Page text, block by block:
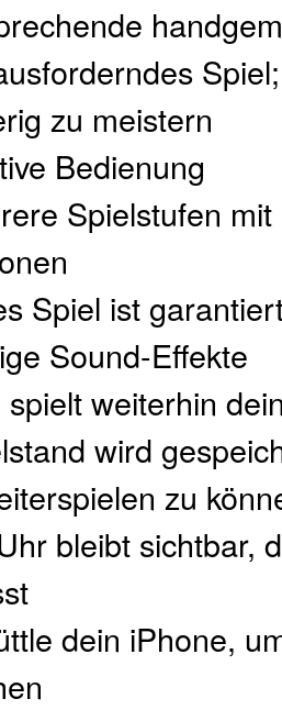
zu meistern
Bedienung
Spielstufen
Spiel ist
Sound-Effekte
spielt weiterhin
wird
zu
bleibt sichtbar,
dein iPhone,